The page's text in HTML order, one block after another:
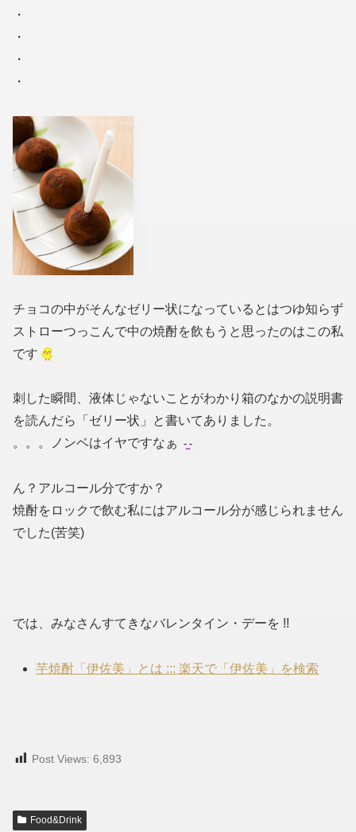
・
・
・
・
チョコの中がそんなゼリー状になっているとはつゆ知らず
ストローつっこんで中の焼酎を飲もうと思ったのはこの私
です
刺した瞬間、液体じゃないことがわかり箱のなかの説明書
を読んだら「ゼリー状」と書いてありました。
。。。ノンベはイヤですなぁ
ん？アルコール分ですか？
焼酎をロックで飲む私にはアルコール分が感じられません
でした(苦笑)
では、みなさんすてきなバレンタイン・デーを !!
芋焼酎「伊佐美」とは ::: 楽天で「伊佐美」を検索
Post Views: 6,893
Food&Drink